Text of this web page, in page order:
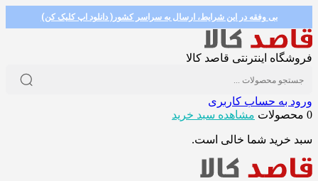
بی وفقه در این شرایط، ارسال به سراسر کشور( دانلود اپ کلیک کن)
فروشگاه اینترنتی قاصد کالا
ورود به حساب کاربری
0 محصولات
مشاهده سبد خرید
سبد خرید شما خالی است.